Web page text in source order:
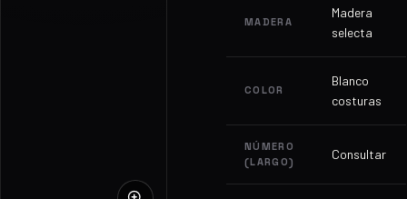
MADERA
Madera
selecta
COLOR
Blanco
costuras
NÚMERO
(LARGO)
Consultar